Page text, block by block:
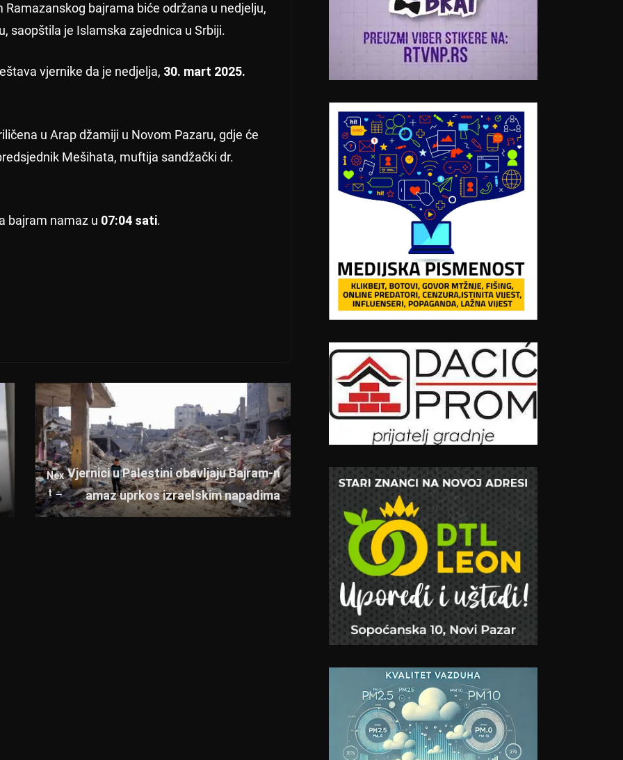
bajrama biće održana u nedjelju,
saopštila je Islamska zajednica u Srbiji.
vjernike da je nedjelja, 30. mart 2025.
u Arap džamiji u Novom Pazaru, gdje će
Mešihata, muftija sandžački dr.
bajram namaz u 07:04 sati.
Nex
t →
Vjernici u Palestini obavljaju Bajram-n
amaz uprkos izraelskim napadima